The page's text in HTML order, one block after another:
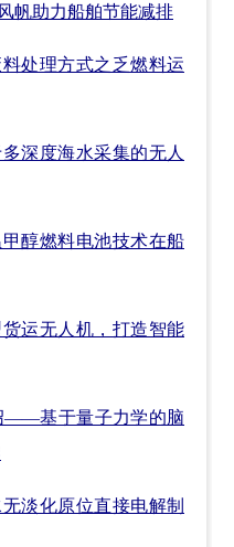
帆助力船舶节能减排
处理方式之乏燃料运
深度海水采集的无人
醇燃料电池技术在船
运无人机，打造智能
——基于量子力学的脑
淡化原位直接电解制